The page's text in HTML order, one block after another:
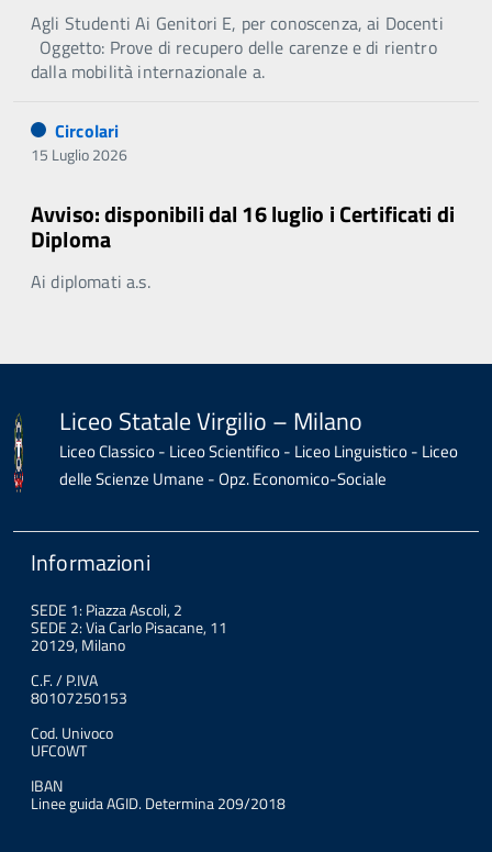
Agli Studenti Ai Genitori E, per conoscenza, ai Docenti
Oggetto: Prove di recupero delle carenze e di rientro
dalla mobilità internazionale a.
Circolari
15 Luglio 2026
Avviso: disponibili dal 16 luglio i Certificati di
Diploma
Ai diplomati a.s.
Liceo Statale Virgilio – Milano
Liceo Classico - Liceo Scientifico - Liceo Linguistico - Liceo
delle Scienze Umane - Opz. Economico-Sociale
Informazioni
SEDE 1: Piazza Ascoli, 2
SEDE 2: Via Carlo Pisacane, 11
20129, Milano
C.F. / P.IVA
80107250153
Cod. Univoco
UFC0WT
IBAN
Linee guida AGID. Determina 209/2018